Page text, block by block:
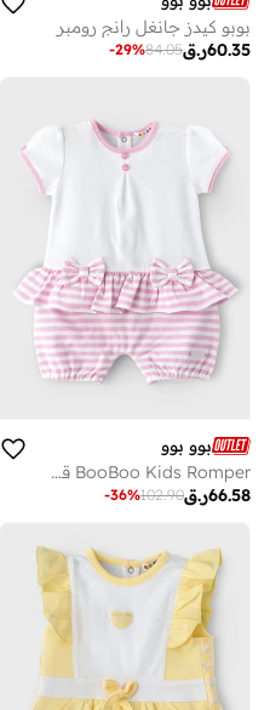
بوبو كيدز جانغل رانج رومبر
ر.ق60.35
84.05
-29%
بوو بوو
BooBoo Kids Romper قطن 100٪
ر.ق66.58
102.90
-36%